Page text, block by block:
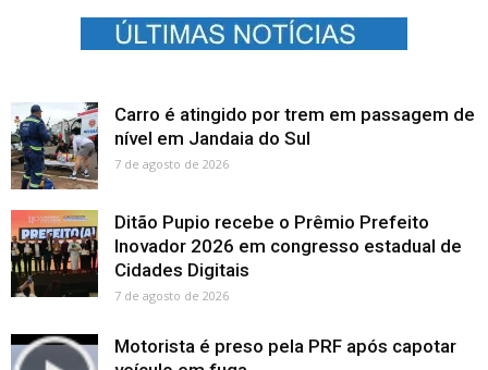
Carro é atingido por trem em passagem de
nível em Jandaia do Sul
7 de agosto de 2026
Ditão Pupio recebe o Prêmio Prefeito
Inovador 2026 em congresso estadual de
Cidades Digitais
7 de agosto de 2026
Motorista é preso pela PRF após capotar